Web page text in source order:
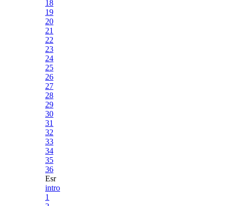
18
19
20
21
22
23
24
25
26
27
28
29
30
31
32
33
34
35
36
Esr
intro
1